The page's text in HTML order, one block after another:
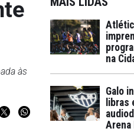
às
na
Galo
libras
Arena